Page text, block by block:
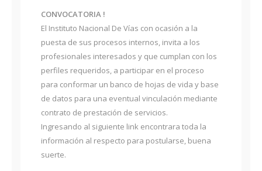
CONVOCATORIA !
El Instituto Nacional De Vías con ocasión a la
puesta de sus procesos internos, invita a los
profesionales interesados y que cumplan con los
perfiles requeridos, a participar en el proceso
para conformar un banco de hojas de vida y base
de datos para una eventual vinculación mediante
contrato de prestación de servicios.
Ingresando al siguiente link encontrara toda la
información al respecto para postularse, buena
suerte.